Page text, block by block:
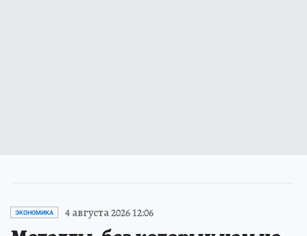
ЭКОНОМИКА 4 августа 2026 12:06